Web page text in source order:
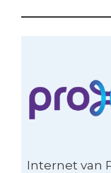
Internet van